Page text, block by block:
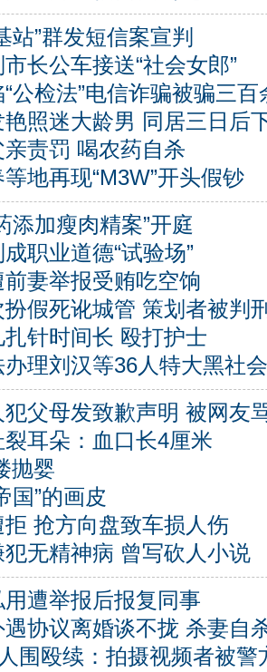
站”群发短信案宣判
长公车接送“社会女郎”
公检法”电信诈骗被骗三百
照迷大龄男 同居三日后
责罚 喝农药自杀
地再现“M3W”开头假钞
添加瘦肉精案”开庭
职业道德“试验场”
妻举报受贿吃空饷
假死讹城管 策划者被判
针时间长 殴打护士
理刘汉等36人特大黑社
父母发致歉声明 被网友
耳朵：血口长4厘米
抛婴
国”的画皮
抢方向盘致车损人伤
无精神病 曾写砍人小说
遭举报后报复同事
协议离婚谈不拢 杀妻自
围殴续：拍摄视频者被警